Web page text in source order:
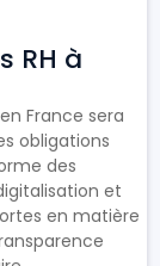
RH à
France sera
obligations
des
et
en matière